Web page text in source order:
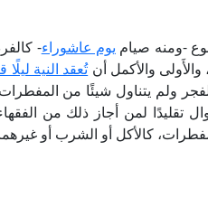
-ومنه صيام يوم عاشوراء-
والأكمل أنتُعقد النية
ولم يتناول شيئًا من
تقليدًا لمن أجاز ذلك من
كالأكل أو الشرب أو